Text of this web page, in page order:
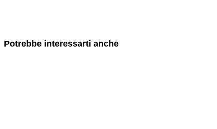
Potrebbe interessarti anche